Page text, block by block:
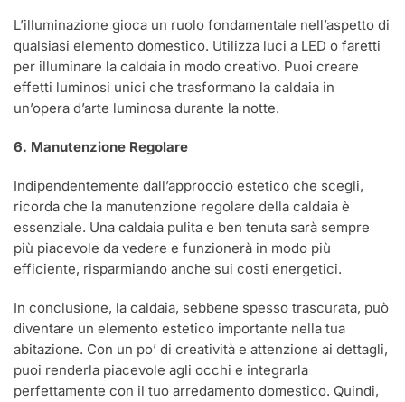
L’illuminazione gioca un ruolo fondamentale nell’aspetto di
qualsiasi elemento domestico. Utilizza luci a LED o faretti
per illuminare la caldaia in modo creativo. Puoi creare
effetti luminosi unici che trasformano la caldaia in
un’opera d’arte luminosa durante la notte.
6. Manutenzione Regolare
Indipendentemente dall’approccio estetico che scegli,
ricorda che la manutenzione regolare della caldaia è
essenziale. Una caldaia pulita e ben tenuta sarà sempre
più piacevole da vedere e funzionerà in modo più
efficiente, risparmiando anche sui costi energetici.
In conclusione, la caldaia, sebbene spesso trascurata, può
diventare un elemento estetico importante nella tua
abitazione. Con un po’ di creatività e attenzione ai dettagli,
puoi renderla piacevole agli occhi e integrarla
perfettamente con il tuo arredamento domestico. Quindi,